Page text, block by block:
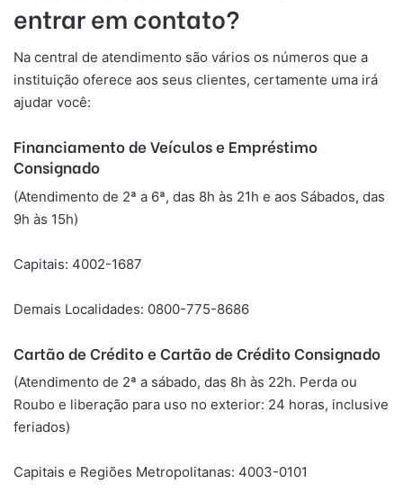
entrar em contato?
Na central de atendimento são vários os números que a
instituição oferece aos seus clientes, certamente uma irá
ajudar você:
Financiamento de Veículos e Empréstimo
Consignado
(Atendimento de 2ª a 6ª, das 8h às 21h e aos Sábados, das
9h às 15h)
Capitais: 4002-1687
Demais Localidades: 0800-775-8686
Cartão de Crédito e Cartão de Crédito Consignado
(Atendimento de 2ª a sábado, das 8h às 22h. Perda ou
Roubo e liberação para uso no exterior: 24 horas, inclusive
feriados)
Capitais e Regiões Metropolitanas: 4003-0101